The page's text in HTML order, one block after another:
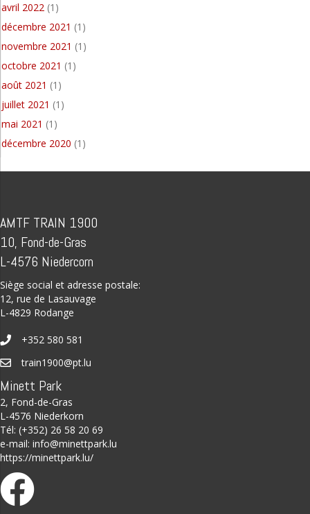
avril 2022 (1)
décembre 2021 (1)
novembre 2021 (1)
octobre 2021 (1)
août 2021 (1)
juillet 2021 (1)
mai 2021 (1)
décembre 2020 (1)
AMTF TRAIN 1900
10, Fond-de-Gras
L-4576 Niedercorn
Siège social et adresse postale:
12, rue de Lasauvage
L-4829 Rodange
+352 580 581
train1900@pt.lu
Minett Park
2, Fond-de-Gras
L-4576 Niederkorn
Tél: (+352) 26 58 20 69
e-mail: info@minettpark.lu
https://minettpark.lu/